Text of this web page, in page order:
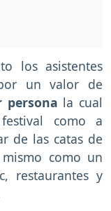
los asistentes
un valor de
persona la cual
como a
de las catas de
como un
restaurantes y